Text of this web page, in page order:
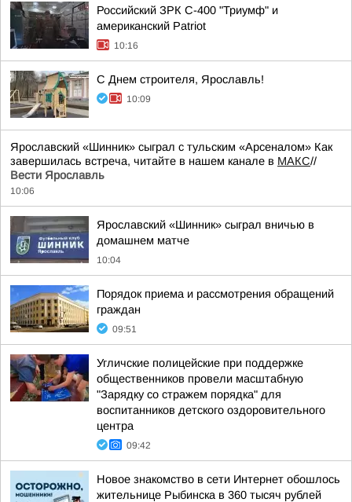
Российский ЗРК С-400 "Триумф" и
американский Patriot
10:16
С Днем строителя, Ярославль!
10:09
Ярославский «Шинник» сыграл с тульским «Арсеналом» Как
завершилась встреча, читайте в нашем канале в МАКС//
Вести Ярославль
10:06
Ярославский «Шинник» сыграл вничью в
домашнем матче
10:04
Порядок приема и рассмотрения обращений
граждан
09:51
Угличские полицейские при поддержке
общественников провели масштабную
"Зарядку со стражем порядка" для
воспитанников детского оздоровительного
центра
09:42
Новое знакомство в сети Интернет обошлось
жительнице Рыбинска в 360 тысяч рублей